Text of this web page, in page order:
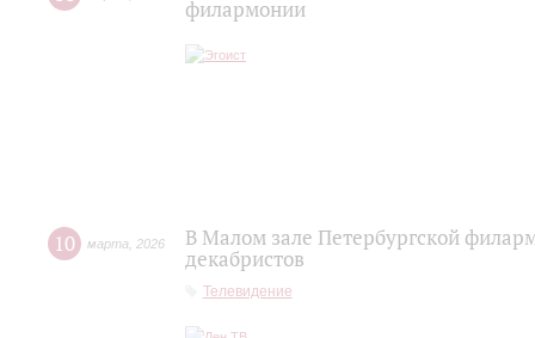
филармонии
10 марта 2026
В Малом зале Петербургской
декабристов
Телевидение